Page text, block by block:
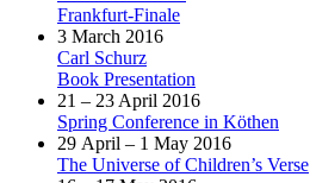
Frankfurt-Finale
3 March 2016
Carl Schurz
Book Presentation
21 – 23 April 2016
Spring Conference in Köthen
29 April – 1 May 2016
The Universe of Children’s Verse